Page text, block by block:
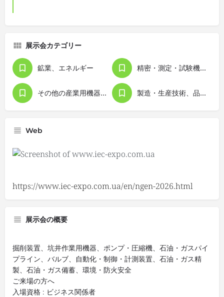
展示会カテゴリー
鉱業、エネルギー 精密・測定・試験機器
その他の産業用機器・設備 製造・生産技術、品質管理
Web
https://www.iec-expo.com.ua/en/ngen-2026.html
展示会の概要
掘削装置、坑井作業用機器、ポンプ・圧縮機、石油・ガスパイ
プライン、バルブ、自動化・制御・計測装置、石油・ガス精
製、石油・ガス備蓄、環境・防火安全
ご来場の方へ
入場資格 : ビジネス関係者